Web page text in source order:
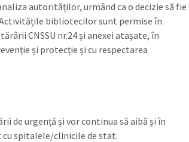
autorităților, urmând ca o decizie să fie
bibliotecilor sunt permise în
CNSSU nr.24 și anexei atașate, în
și protecție și cu respectarea
de urgență și vor continua să aibă și în
spitalele/clinicile de stat.